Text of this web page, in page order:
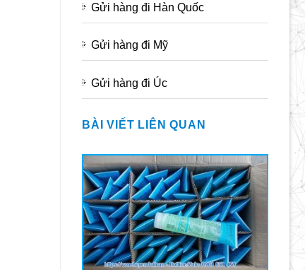
Gửi hàng đi Hàn Quốc
Gửi hàng đi Mỹ
Gửi hàng đi Úc
BÀI VIẾT LIÊN QUAN